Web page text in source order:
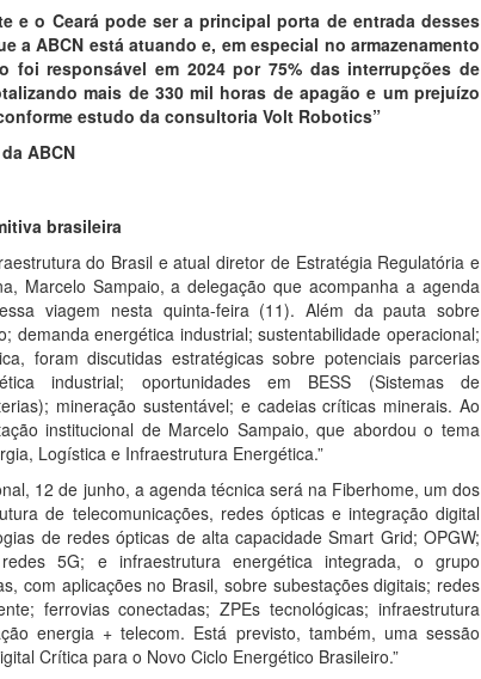
e o Ceará pode ser a principal porta de entrada desses
a ABCN está atuando e, em especial no armazenamento
foi responsável em 2024 por 75% das interrupções de
mais de 330 mil horas de apagão e um prejuízo
estudo da consultoria Volt Robotics”
ABCN
brasileira
do Brasil e atual diretor de Estratégia Regulatória e
Marcelo Sampaio, a delegação que acompanha a agenda
viagem nesta quinta-feira (11). Além da pauta sobre
demanda energética industrial; sustentabilidade operacional;
foram discutidas estratégicas sobre potenciais parcerias
industrial; oportunidades em BESS (Sistemas de
mineração sustentável; e cadeias críticas minerais. Ao
institucional de Marcelo Sampaio, que abordou o tema
Logística e Infraestrutura Energética.”
12 de junho, a agenda técnica será na Fiberhome, um dos
de telecomunicações, redes ópticas e integração digital
de redes ópticas de alta capacidade Smart Grid; OPGW;
5G; e infraestrutura energética integrada, o grupo
com aplicações no Brasil, sobre subestações digitais; redes
ferrovias conectadas; ZPEs tecnológicas; infraestrutura
energia + telecom. Está previsto, também, uma sessão
Crítica para o Novo Ciclo Energético Brasileiro.”